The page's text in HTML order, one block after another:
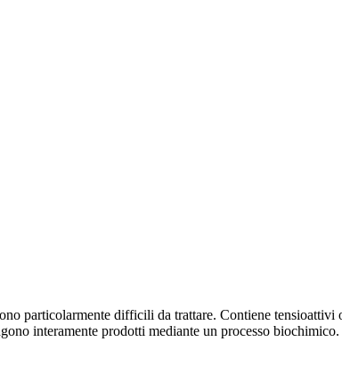
particolarmente difficili da trattare. Contiene
interamente prodotti mediante un processo biochimico.